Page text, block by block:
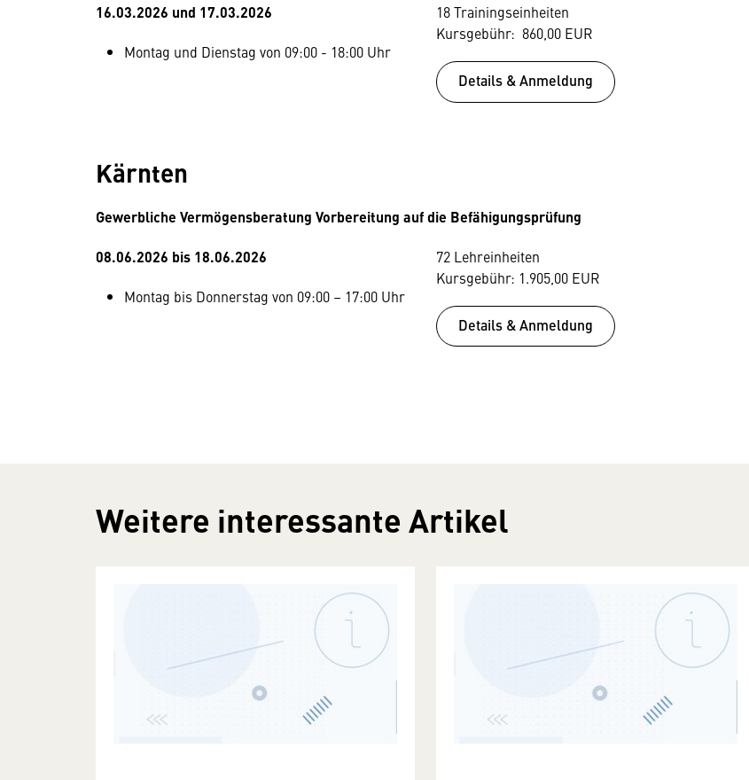
16.03.2026 und 17.03.2026
Montag und Dienstag von 09:00 - 18:00 Uhr
18 Trainingseinheiten
Kursgebühr: 860,00 EUR
Details & Anmeldung
Kärnten
Gewerbliche Vermögensberatung Vorbereitung auf die Befähigungsprüfung
08.06.2026 bis 18.06.2026
Montag bis Donnerstag von 09:00 – 17:00 Uhr
72 Lehreinheiten
Kursgebühr: 1.905,00 EUR
Details & Anmeldung
Weitere interessante Artikel